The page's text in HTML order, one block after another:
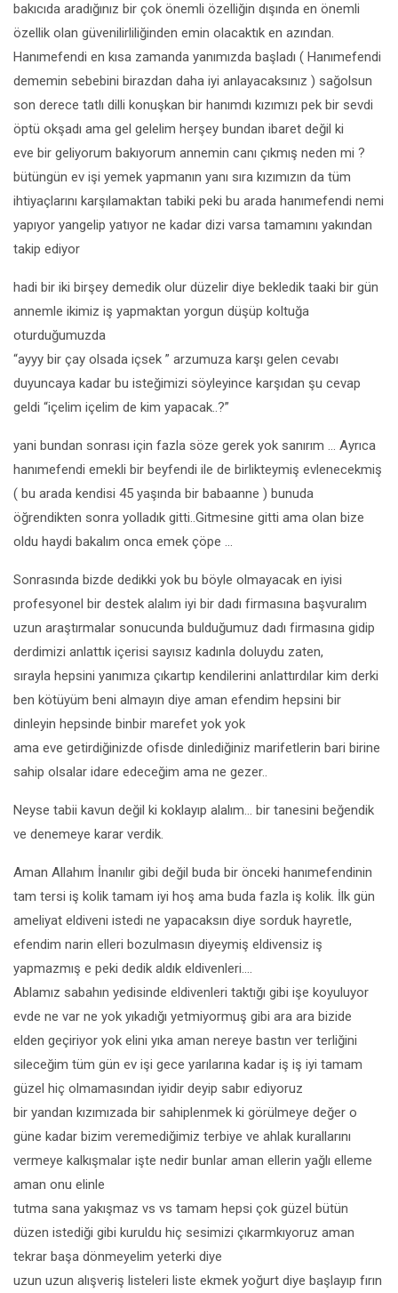
bakıcıda aradığınız bir çok önemli özelliğin dışında en önemli
özellik olan güvenilirliliğinden emin olacaktık en azından.
Hanımefendi en kısa zamanda yanımızda başladı ( Hanımefendi
dememin sebebini birazdan daha iyi anlayacaksınız ) sağolsun
son derece tatlı dilli konuşkan bir hanımdı kızımızı pek bir sevdi
öptü okşadı ama gel gelelim herşey bundan ibaret değil ki
eve bir geliyorum bakıyorum annemin canı çıkmış neden mi ?
bütüngün ev işi yemek yapmanın yanı sıra kızımızın da tüm
ihtiyaçlarını karşılamaktan tabiki peki bu arada hanımefendi nemi
yapıyor yangelip yatıyor ne kadar dizi varsa tamamını yakından
takip ediyor
hadi bir iki birşey demedik olur düzelir diye bekledik taaki bir gün
annemle ikimiz iş yapmaktan yorgun düşüp koltuğa
oturduğumuzda
“ayyy bir çay olsada içsek ” arzumuza karşı gelen cevabı
duyuncaya kadar bu isteğimizi söyleyince karşıdan şu cevap
geldi “içelim içelim de kim yapacak..?”
yani bundan sonrası için fazla söze gerek yok sanırım … Ayrıca
hanımefendi emekli bir beyfendi ile de birlikteymiş evlenecekmiş
( bu arada kendisi 45 yaşında bir babaanne ) bunuda
öğrendikten sonra yolladık gitti..Gitmesine gitti ama olan bize
oldu haydi bakalım onca emek çöpe …
Sonrasında bizde dedikki yok bu böyle olmayacak en iyisi
profesyonel bir destek alalım iyi bir dadı firmasına başvuralım
uzun araştırmalar sonucunda bulduğumuz dadı firmasına gidip
derdimizi anlattık içerisi sayısız kadınla doluydu zaten,
sırayla hepsini yanımıza çıkartıp kendilerini anlattırdılar kim derki
ben kötüyüm beni almayın diye aman efendim hepsini bir
dinleyin hepsinde binbir marefet yok yok
ama eve getirdiğinizde ofisde dinlediğiniz marifetlerin bari birine
sahip olsalar idare edeceğim ama ne gezer..
Neyse tabii kavun değil ki koklayıp alalım… bir tanesini beğendik
ve denemeye karar verdik.
Aman Allahım İnanılır gibi değil buda bir önceki hanımefendinin
tam tersi iş kolik tamam iyi hoş ama buda fazla iş kolik. İlk gün
ameliyat eldiveni istedi ne yapacaksın diye sorduk hayretle,
efendim narin elleri bozulmasın diyeymiş eldivensiz iş
yapmazmış e peki dedik aldık eldivenleri….
Ablamız sabahın yedisinde eldivenleri taktığı gibi işe koyuluyor
evde ne var ne yok yıkadığı yetmiyormuş gibi ara ara bizide
elden geçiriyor yok elini yıka aman nereye bastın ver terliğini
sileceğim tüm gün ev işi gece yarılarına kadar iş iş iyi tamam
güzel hiç olmamasından iyidir deyip sabır ediyoruz
bir yandan kızımızada bir sahiplenmek ki görülmeye değer o
güne kadar bizim veremediğimiz terbiye ve ahlak kurallarını
vermeye kalkışmalar işte nedir bunlar aman ellerin yağlı elleme
aman onu elinle
tutma sana yakışmaz vs vs tamam hepsi çok güzel bütün
düzen istediği gibi kuruldu hiç sesimizi çıkarmkıyoruz aman
tekrar başa dönmeyelim yeterki diye
uzun uzun alışveriş listeleri liste ekmek yoğurt diye başlayıp fırın